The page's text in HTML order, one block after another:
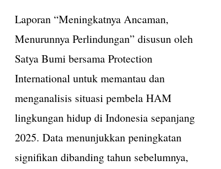
Laporan “Meningkatnya Ancaman,
Menurunnya Perlindungan” disusun oleh
Satya Bumi bersama Protection
International untuk memantau dan
menganalisis situasi pembela HAM
lingkungan hidup di Indonesia sepanjang
2025. Data menunjukkan peningkatan
signifikan dibanding tahun sebelumnya,